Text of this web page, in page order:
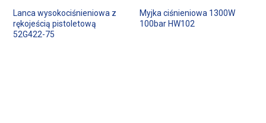
Lanca wysokociśnieniowa z
rękojeścią pistoletową
52G422-75
Myjka ciśnieniowa 1300W
100bar HW102